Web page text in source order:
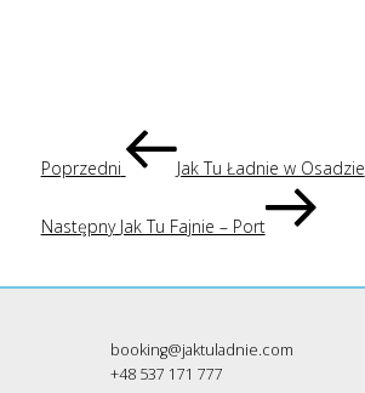
NAWIGACJA
WPISU
wpis
Poprzedni
Jak Tu Ładnie w Osadzie
wpis
Następny Jak Tu Fajnie – Port
booking@jaktuladnie.com
+48 537 171 777